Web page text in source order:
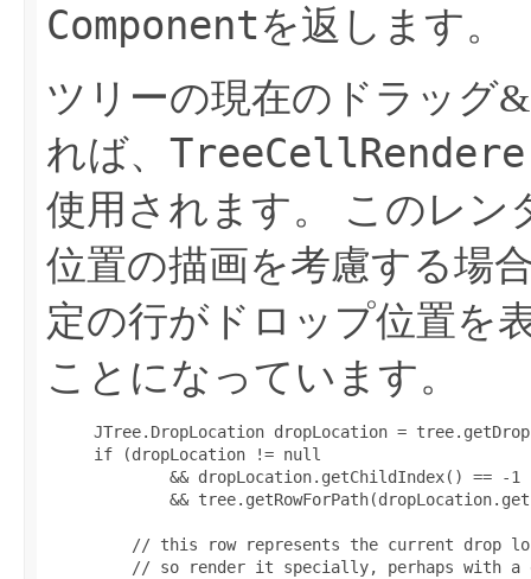
Componentを返します。
ツリーの現在のドラッグ
れば、
使用されます。
このレン
位置の描画を考慮する場
定の行がドロップ位置を
ことになっています。
JTree.DropLocation dropLocation =
     if (dropLocation != null
             && dropLocation.getChildIndex() == -1
&&
// this row represents the current drop
// so render it specially, perhaps with a